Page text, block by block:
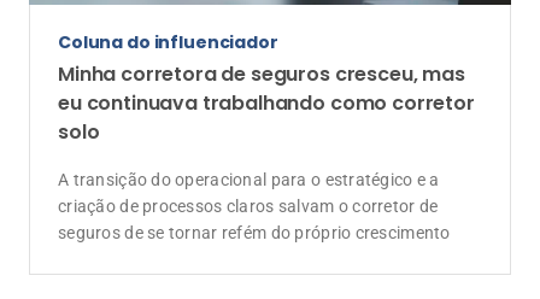
Coluna do influenciador
Minha corretora de seguros cresceu, mas
eu continuava trabalhando como corretor
solo
A transição do operacional para o estratégico e a
criação de processos claros salvam o corretor de
seguros de se tornar refém do próprio crescimento